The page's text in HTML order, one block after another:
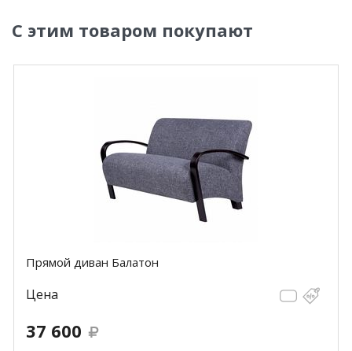
С этим товаром покупают
Прямой диван Балатон
Цена
37 600